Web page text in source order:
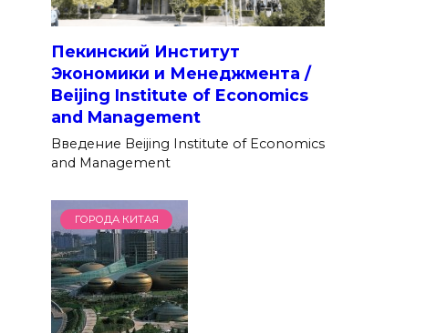
Пекинский Институт
Экономики и Менеджмента /
Beijing Institute of Economics
and Management
Введение Beijing Institute of Economics
and Management
ГОРОДА КИТАЯ